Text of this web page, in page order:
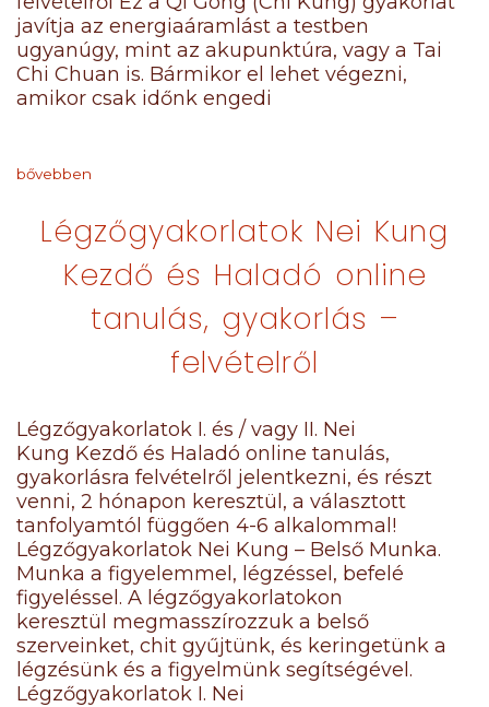
javítja az energiaáramlást a testben
ugyanúgy, mint az akupunktúra, vagy a Tai
Chi Chuan is. Bármikor el lehet végezni,
amikor csak időnk engedi
bővebben
Légzőgyakorlatok Nei Kung
Kezdő és Haladó online
tanulás, gyakorlás –
felvételről
Légzőgyakorlatok I. és / vagy II. Nei
Kung Kezdő és Haladó online tanulás,
gyakorlásra felvételről jelentkezni, és részt
venni, 2 hónapon keresztül, a választott
tanfolyamtól függően 4-6 alkalommal!
Légzőgyakorlatok Nei Kung – Belső Munka.
Munka a figyelemmel, légzéssel, befelé
figyeléssel. A légzőgyakorlatokon
keresztül megmasszírozzuk a belső
szerveinket, chit gyűjtünk, és keringetünk a
légzésünk és a figyelmünk segítségével.
Légzőgyakorlatok I. Nei